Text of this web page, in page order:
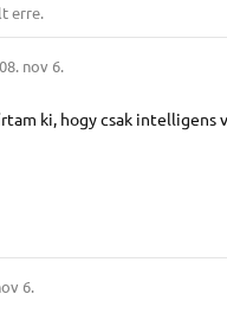
erre.
nov 6.
ki, hogy csak intelligens
6.